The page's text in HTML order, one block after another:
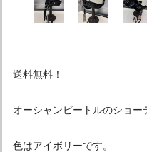
送料無料！
オーシャンビートルのショー
色はアイボリーです。